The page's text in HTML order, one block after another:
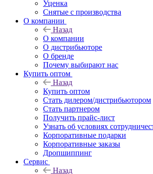
Уценка
Снятые с производства
О компании
Назад
О компании
О дистрибьюторе
О бренде
Почему выбирают нас
Купить оптом
Назад
Купить оптом
Стать дилером/дистрибьютором
Стать партнером
Получить прайс-лист
Узнать об условиях
Корпоративные подарки
Корпоративные заказы
Дропшиппинг
Сервис
Назад